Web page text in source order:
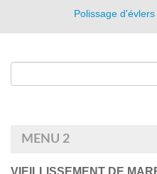
Polissage
MENU 2
VIEILLISSEMENT DE